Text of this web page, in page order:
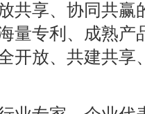
享、协同共赢
量专利、成熟产
开放、共建共享